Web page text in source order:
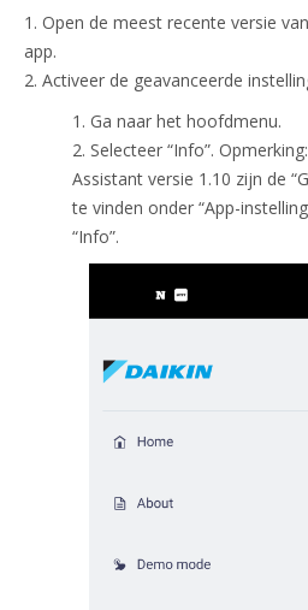
1. Open de meest recente versie
app.
2. Activeer de geavanceerde
1. Ga naar het hoofdmenu.
2. Selecteer “Info”.
Assistant versie 1.10 zijn de
te vinden onder “App-
“Info”.